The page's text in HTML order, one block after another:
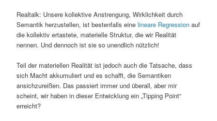
Realtalk: Unsere kollektive Anstrengung, Wirklichkeit durch
Semantik herzustellen, ist bestenfalls einelineare Regression auf
die kollektiv ertastete, materielle Struktur, die wir Realität
nennen. Und dennoch ist sie so unendlich nützlich!
Teil der materiellen Realität ist jedoch auch die Tatsache, dass
sich Macht akkumuliert und es schafft, die Semantiken
ansichzureißen. Das passiert immer und überall, aber mir
scheint, wir haben in dieser Entwicklung ein „Tipping Point“
erreicht?